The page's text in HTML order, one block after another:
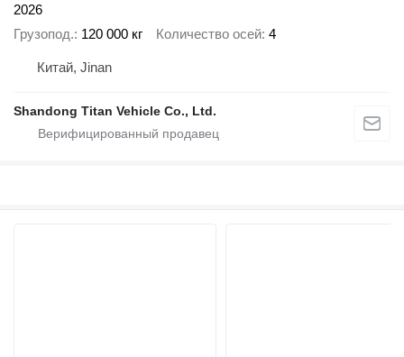
2026
Грузопод. 120 000 кг Количество осей 4
Китай, Jinan
Shandong Titan Vehicle Co., Ltd.